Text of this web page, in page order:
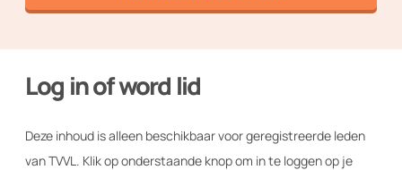
Contact
WORD LID VAN TVVL
Log in of word lid
Deze inhoud is alleen beschikbaar voor geregistreerde leden
van TVVL. Klik op onderstaande knop om in te loggen op je